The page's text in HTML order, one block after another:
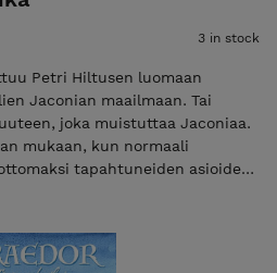
3 in stock
Petri Hiltusen luomaan
Jaconian maailmaan. Tai
joka muistuttaa Jaconiaa.
mukaan, kun normaali
tapahtuneiden asioiden
yliopistossa opiskelevasta
ja Gothwine — ja heidän